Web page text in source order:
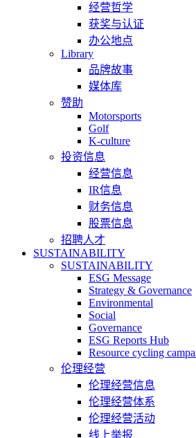
经营哲学
获奖与认证
办公地点
Library
品牌故事
媒体库
赞助
Motorsports
Golf
K-culture
投资信息
经营信息
IR信息
财务信息
股票信息
招聘人才
SUSTAINABILITY
SUSTAINABILITY
ESG Message
Strategy & Governance
Environmental
Social
Governance
ESG Reports Hub
Resource cycling
伦理经营
伦理经营信息
伦理经营体系
伦理经营活动
线上举报